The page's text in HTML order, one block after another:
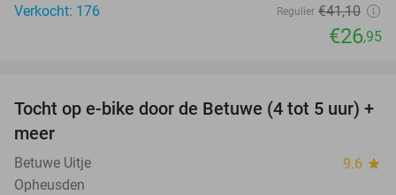
Verkocht: 176
Regulier €41,10
€26,95
35%
Tocht op e-bike door de Betuwe (4 tot 5 uur) +
meer
Betuwe Uitje 9.6 star
Opheusden